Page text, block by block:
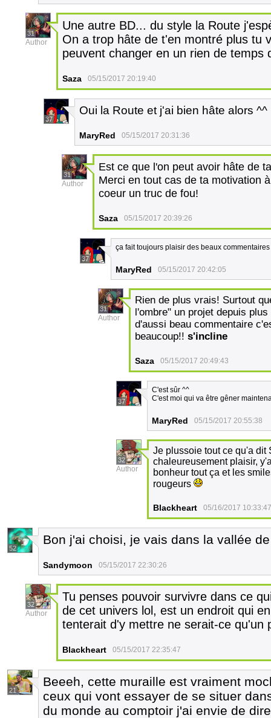
31
Author
Une autre BD... du style la Route
On a trop hâte de t'en montré plus tu
peuvent changer en un rien de temps
Saza 05/15/2017 20:19:40
37
Oui la Route et j'ai bien hâte alors ^^
MaryRed 05/15/2017 20:31:36
31
Author
Est ce que l'on peut avoir hâte de
Merci en tout cas de ta motivation
coeur un truc de fou!
Saza 05/15/2017 20:39:26
37
ça fait toujours plaisir des beaux
MaryRed 05/15/2017 20:42:05
31
Author
Rien de plus vrais! Surtout
l'ombre" un projet depuis
d'aussi beau commentaire
beaucoup!! s'incline
Saza 05/15/2017 20:49:43
37
C'est sûr ^^
C'est moi qui va être gêner
MaryRed 05/15/2017 20:55:38
32
Author
Je plussoie tout ce qu'a dit
chaleureusement plaisir,
bonheur tout ça et les
rougeurs
Blackheart 05/16/2017 10:33:47
52
Bon j'ai choisi, je vais dans la vallée
Sandymoon 05/15/2017 22:30:26
32
Author
Tu penses pouvoir survivre dans ce
de cet univers lol, est un endroit qui
tenterait d'y mettre ne serait-ce qu'un
Blackheart 05/15/2017 22:35:47
21
Beeeh, cette muraille est vraiment
ceux qui vont essayer de se situer
du monde au comptoir j'ai envie de